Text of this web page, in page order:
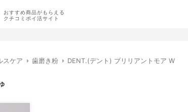
おすすめ商品がもらえる
クチコミポイ活サイト
スケア 歯磨き粉 DENT.(デント) ブリリアントモア W